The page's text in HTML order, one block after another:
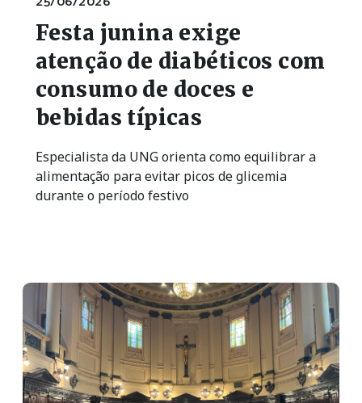
Festa junina exige
atenção de diabéticos com
consumo de doces e
bebidas típicas
Especialista da UNG orienta como equilibrar a
alimentação para evitar picos de glicemia
durante o período festivo